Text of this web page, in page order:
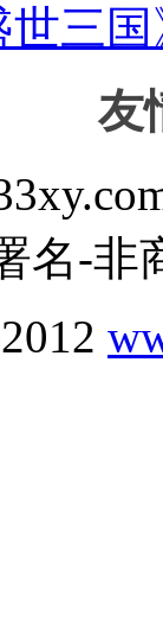
三
友
名-非